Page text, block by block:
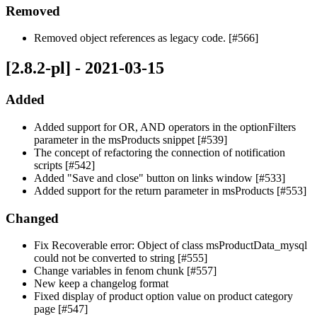
Removed
Removed object references as legacy code. [#566]
[2.8.2-pl] - 2021-03-15
Added
Added support for OR, AND operators in the optionFilters
parameter in the msProducts snippet [#539]
The concept of refactoring the connection of notification
scripts [#542]
Added "Save and close" button on links window [#533]
Added support for the return parameter in msProducts [#553]
Changed
Fix Recoverable error: Object of class msProductData_mysql
could not be converted to string [#555]
Change variables in fenom chunk [#557]
New keep a changelog format
Fixed display of product option value on product category
page [#547]